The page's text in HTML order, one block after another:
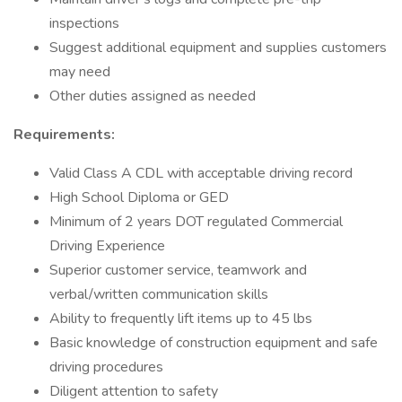
inspections
Suggest additional equipment and supplies customers
may need
Other duties assigned as needed
Requirements:
Valid Class A CDL with acceptable driving record
High School Diploma or GED
Minimum of 2 years DOT regulated Commercial
Driving Experience
Superior customer service, teamwork and
verbal/written communication skills
Ability to frequently lift items up to 45 lbs
Basic knowledge of construction equipment and safe
driving procedures
Diligent attention to safety